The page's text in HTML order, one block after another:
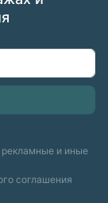
и иные
соглашения